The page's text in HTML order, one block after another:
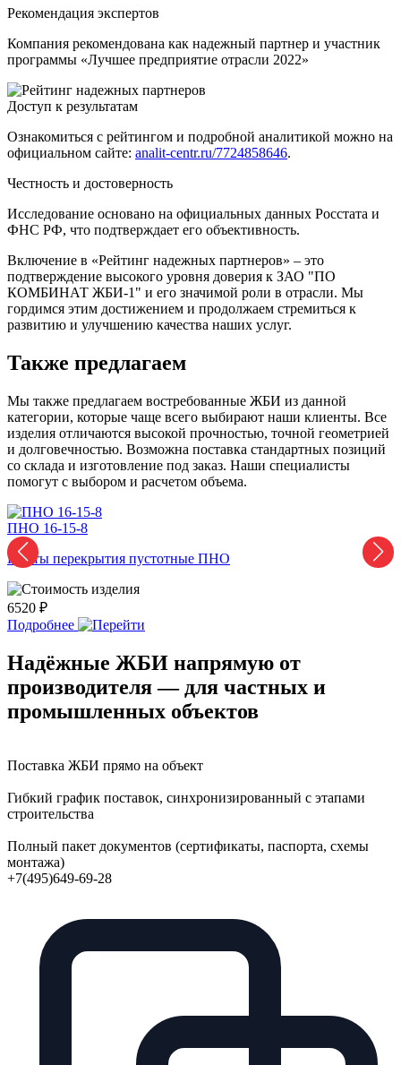
Рекомендация экспертов
Компания рекомендована как надежный партнер и участник
программы «Лучшее предприятие отрасли 2022»
Доступ к результатам
Ознакомиться с рейтингом и подробной аналитикой можно на
официальном сайте: analit-centr.ru/7724858646.
Честность и достоверность
Исследование основано на официальных данных Росстата и
ФНС РФ, что подтверждает его объективность.
Включение в «Рейтинг надежных партнеров» – это
подтверждение высокого уровня доверия к ЗАО "ПО
КОМБИНАТ ЖБИ-1" и его значимой роли в отрасли. Мы
гордимся этим достижением и продолжаем стремиться к
развитию и улучшению качества наших услуг.
Также предлагаем
Мы также предлагаем востребованные ЖБИ из данной
категории, которые чаще всего выбирают наши клиенты. Все
изделия отличаются высокой прочностью, точной геометрией
и долговечностью. Возможна поставка стандартных позиций
со склада и изготовление под заказ. Наши специалисты
помогут с выбором и расчетом объема.
ПНО 16-15-8
Плиты перекрытия пустотные ПНО
6520 ₽
Подробнее
Надёжные ЖБИ напрямую от
производителя — для частных и
промышленных объектов
Поставка ЖБИ прямо на объект
Гибкий график поставок, синхронизированный с этапами
строительства
Полный пакет документов (сертификаты, паспорта, схемы
монтажа)
+7(495)649-69-28